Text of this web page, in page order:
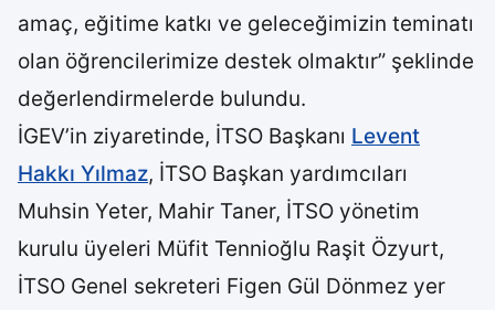
amaç, eğitime katkı ve geleceğimizin teminatı
olan öğrencilerimize destek olmaktır” şeklinde
değerlendirmelerde bulundu.
İGEV’in ziyaretinde, İTSO Başkanı Levent
Hakkı Yılmaz, İTSO Başkan yardımcıları
Muhsin Yeter, Mahir Taner, İTSO yönetim
kurulu üyeleri Müfit Tennioğlu Raşit Özyurt,
İTSO Genel sekreteri Figen Gül Dönmez yer